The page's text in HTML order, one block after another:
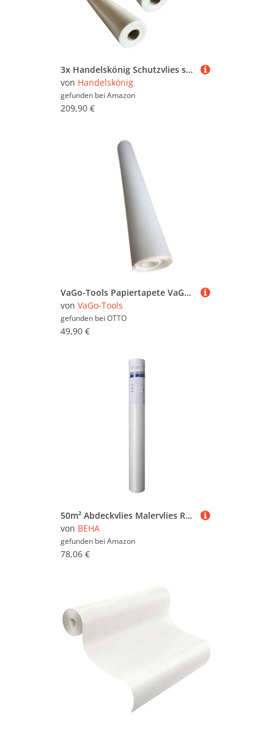
3x Handelskönig Schutzvlies selbstklebend 130 g/m² 100 cm x 50 m = 50 m² Malervlies Abdeckvlies Bodenschutz Treppenvlies Malerabdeckvlies Bodenschutz
von Handelskönig
gefunden bei Amazon
209,90 €
VaGo-Tools Papiertapete VaGo Glattvlies Malervlies 150g/m² 2 Rollen
von VaGo-Tools
gefunden bei OTTO
49,90 €
50m² Abdeckvlies Malervlies Renoviervlies Treppen Schutzvlies selbsthaftend
von BEHA
gefunden bei Amazon
78,06 €